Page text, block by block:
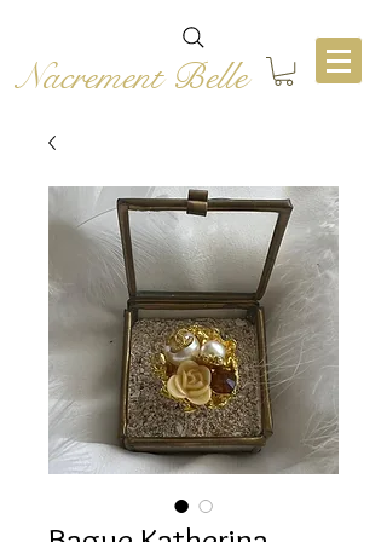
Nacrement Belle